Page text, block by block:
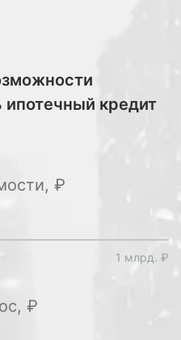
ипотечный кредит
₽
1 млрд. ₽
₽